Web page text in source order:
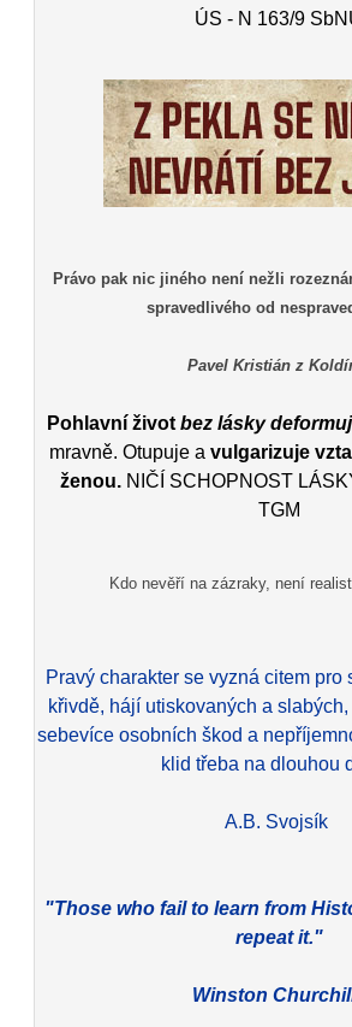
ÚS - N 163/9
Právo pak nic jiného není nežli
spravedlivého od
Pavel Kristián z
Pohlavní život bez lásky
mravně. Otupuje avulgarizuje
ženou. NIČÍ SCHOPNOST
TGM
Kdo nevěří na zázraky, není
Pravý charakter se vyzná citem pro
křivdě, hájí utiskovaných a
sebevíce osobních škod a
klid třeba na dlouhou
A.B. Svojsík
"Those who fail to learn from
repeat it."
Winston